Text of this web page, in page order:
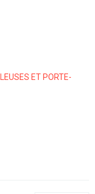
ET PORTE-